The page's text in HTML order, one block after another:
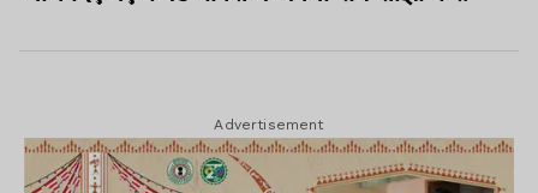
Advertisement